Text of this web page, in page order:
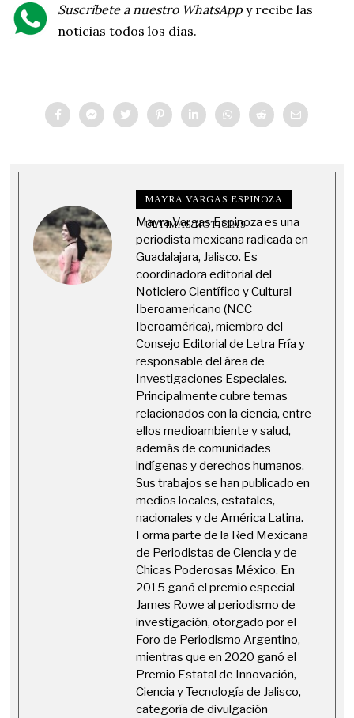
Suscríbete a nuestro WhatsApp y recibe las
noticias todos los días.
MAYRA VARGAS ESPINOZA
ÚLTIMAS NOTICIAS
Mayra Vargas Espinoza es una
periodista mexicana radicada en
Guadalajara, Jalisco. Es
coordinadora editorial del
Noticiero Científico y Cultural
Iberoamericano (NCC
Iberoamérica), miembro del
Consejo Editorial de Letra Fría y
responsable del área de
Investigaciones Especiales.
Principalmente cubre temas
relacionados con la ciencia, entre
ellos medioambiente y salud,
además de comunidades
indígenas y derechos humanos.
Sus trabajos se han publicado en
medios locales, estatales,
nacionales y de América Latina.
Forma parte de la Red Mexicana
de Periodistas de Ciencia y de
Chicas Poderosas México. En
2015 ganó el premio especial
James Rowe al periodismo de
investigación, otorgado por el
Foro de Periodismo Argentino,
mientras que en 2020 ganó el
Premio Estatal de Innovación,
Ciencia y Tecnología de Jalisco,
categoría de divulgación